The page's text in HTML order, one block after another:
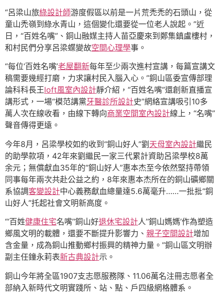
“呂梁山旅綠設計師游度假區以前是一片荒禿禿的石頭山，從
童山禿嶺到綠水青山，這個變化還要從一位老人說起。”近
日，“百姓名嘴”、銅山融媒主持人苗亞慶來到鄭集鎮盧樓村，
和村民們分享呂梁蝶變故空間心理學事。
“每位‘百姓名嘴’老屋翻新每年至少兩次進村宣講，每篇宣講文
稿需要幾經打磨，力求讓村民入腦入心。”銅山區委宣傳部理
論科科長王loft風室內設計靜介紹，“百姓名嘴”還創新直播宣
講形式，一場“模范講黨牙醫診所設計史”網絡宣講吸引10多
萬人次在線收看，由線下轉向商業空間室內設計線上，“名嘴”
聲音傳得更遠。
今年8月，呂梁學校如約收到“銅山好人”劉天母室內設計繼民
的助學款項，42年來劉繼民一家三代累計資助呂梁學校8萬
余元；無償獻血35年的“銅山好人”惠本杰至今依然堅持帶領
同事每年兩次共赴公益之約，8年來惠本杰所在的銅山礦鄉關
系協調客變設計中心義務獻血總量達5.6萬毫升……一批批“銅
山好人”托起社會文明新高度。
“‘百姓健康住宅名嘴’‘銅山好退休宅設計人’‘銅山媽媽’作為塑造
鄉風文明的載體，還要不斷提升影響力、 親子空間設計增加
含金量，成為銅山推動鄉村振興的精神力量。”銅山區文明辦
副主任鐘永莉表新古典設計示。
銅山今年將全區1907支志愿服務隊、11.06萬名注冊志愿者全
部納入新時代文明實踐所、站、點、戶四級網格體系。